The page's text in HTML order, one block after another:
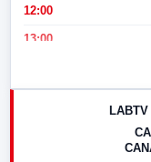
12:00
13:00
LABTV